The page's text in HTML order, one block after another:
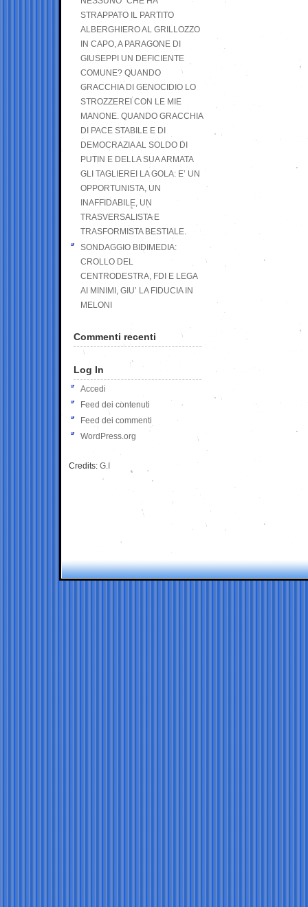
STRAPPATO IL PARTITO
ALBERGHIERO AL GRILLOZZO
IN CAPO, A PARAGONE DI
GIUSEPPI UN DEFICIENTE
COMUNE? QUANDO
GRACCHIA DI GENOCIDIO LO
STROZZEREI CON LE MIE
MANONE. QUANDO GRACCHIA
DI PACE STABILE E DI
DEMOCRAZIA AL SOLDO DI
PUTIN E DELLA SUA ARMATA
GLI TAGLIEREI LA GOLA: E’ UN
OPPORTUNISTA, UN
INAFFIDABILE, UN
TRASVERSALISTA E
TRASFORMISTA BESTIALE.
SONDAGGIO BIDIMEDIA:
CROLLO DEL
CENTRODESTRA, FDI E LEGA
AI MINIMI, GIU’ LA FIDUCIA IN
MELONI
Commenti recenti
Log In
Accedi
Feed dei contenuti
Feed dei commenti
WordPress.org
Credits: G.I